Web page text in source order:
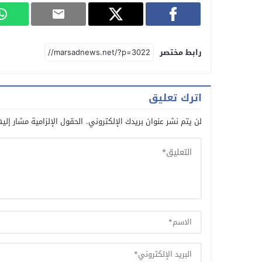
رابط مختصر
اترك تعليق
لن يتم نشر عنوان بريدك الإلكتروني. الحقول الإلزامية مشار